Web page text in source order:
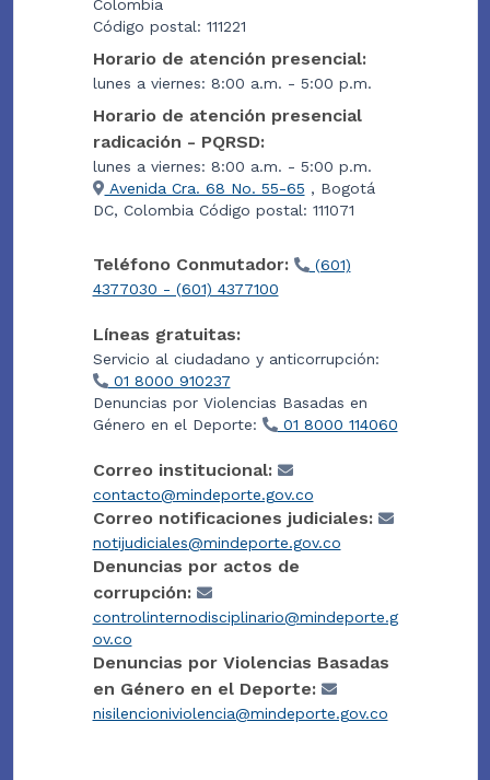
Colombia
Código postal: 111221
Horario de atención presencial:
lunes a viernes: 8:00 a.m. - 5:00 p.m.
Horario de atención presencial
radicación - PQRSD:
lunes a viernes: 8:00 a.m. - 5:00 p.m.
Avenida Cra. 68 No. 55-65 , Bogotá
DC, Colombia Código postal: 111071
Teléfono Conmutador:
(601)
4377030 - (601) 4377100
Líneas gratuitas:
Servicio al ciudadano y anticorrupción:
01 8000 910237
Denuncias por Violencias Basadas en
Género en el Deporte:
01 8000 114060
Correo institucional:
contacto@mindeporte.gov.co
Correo notificaciones judiciales:
notijudiciales@mindeporte.gov.co
Denuncias por actos de
corrupción:
controlinternodisciplinario@mindeporte.g
ov.co
Denuncias por Violencias Basadas
en Género en el Deporte:
nisilencioniviolencia@mindeporte.gov.co